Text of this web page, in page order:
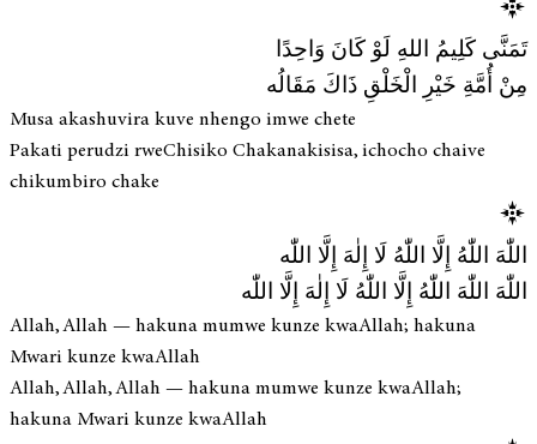
تَمَنَّى كَلِيمُ اللهِ لَوْ كَانَ وَاحِدًا
مِنْ أُمَّةِ خَيْرِ الْخَلْقِ ذَاكَ مَقَالُه
Musa akashuvira kuve nhengo imwe chete
Pakati perudzi rweChisiko Chakanakisisa, ichocho chaive
chikumbiro chake
اللّٰهَ اللّٰهُ إِلَّا اللّٰهُ لَا إِلٰهَ إِلَّا اللّٰه
اللّٰهَ اللّٰهَ اللّٰهُ إِلَّا اللّٰهُ لَا إِلٰهَ إِلَّا اللّٰه
Allah, Allah — hakuna mumwe kunze kwaAllah; hakuna
Mwari kunze kwaAllah
Allah, Allah, Allah — hakuna mumwe kunze kwaAllah;
hakuna Mwari kunze kwaAllah